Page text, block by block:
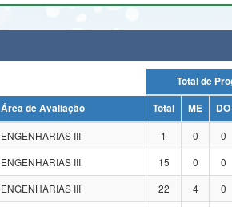
Advocacia-Geral da União Banco Central
Área de Avaliação Total ME DO
ENGENHARIAS III 1 0 0
ENGENHARIAS III 15 0 0
ENGENHARIAS III 22 4 0